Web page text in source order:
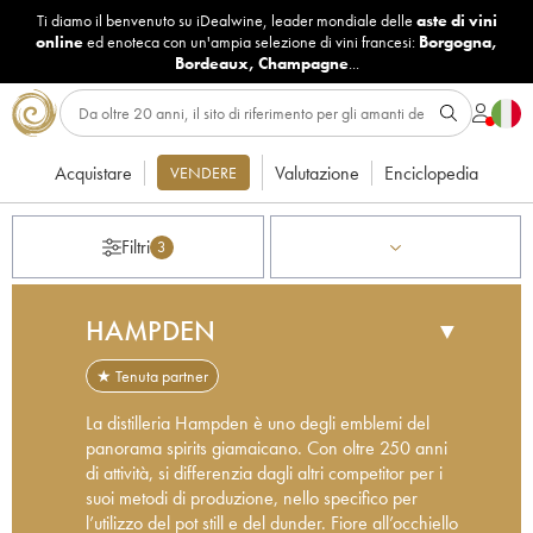
Ti diamo il benvenuto su iDealwine, leader mondiale delle aste di vini
onlineed enoteca con un'ampia selezione di vini francesi: Borgogna,
Bordeaux, Champagne...
Acquistare VENDERE Valutazione Enciclopedia
Filtri 3
HAMPDEN ▼
★ Tenuta partner
La distilleria Hampden è uno degli emblemi del
panorama spirits giamaicano. Con oltre 250 anni
di attività, si differenzia dagli altri competitor per i
suoi metodi di produzione, nello specifico per
l’utilizzo del pot still e del dunder. Fiore all’occhiello